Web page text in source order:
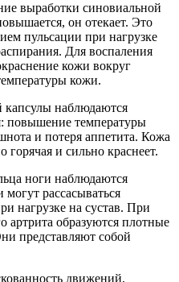
выработки синовиальной
он отекает. Это
пульсации при нагрузке
Для воспаления
кожи вокруг
кожи.
наблюдаются
повышение температуры
и потеря аппетита. Кожа
горячая и сильно краснеет.
ноги наблюдаются
рассасываться
нагрузке на сустав. При
артрита образуются плотные
представляют собой
движений,